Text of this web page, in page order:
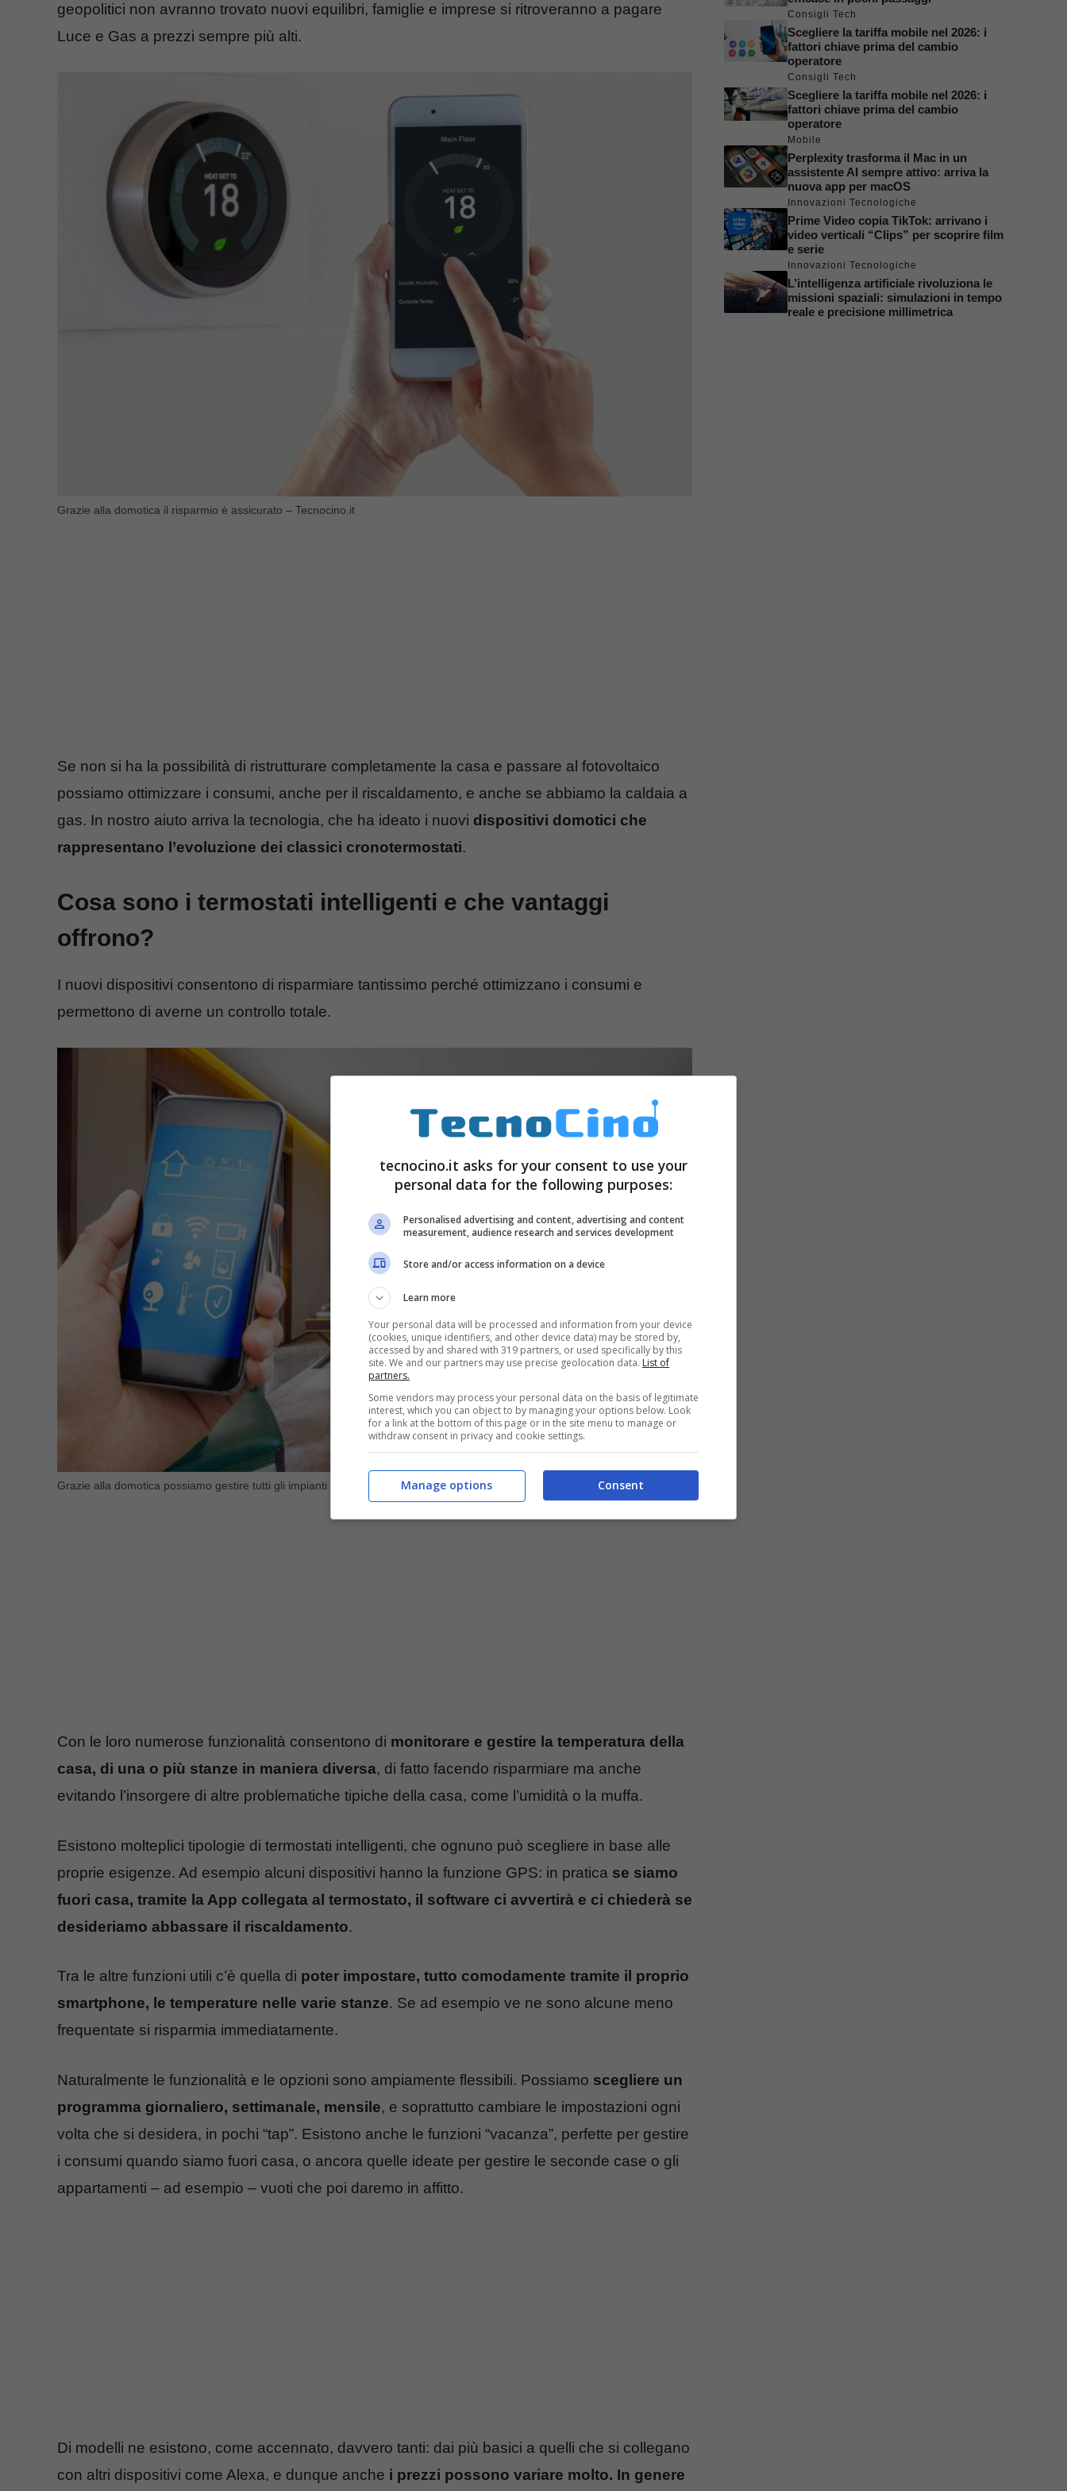
geopolitici non avranno trovato nuovi equilibri, famiglie e imprese si ritroveranno a pagare
Luce e Gas a prezzi sempre più alti.
Grazie alla domotica il risparmio è assicurato – Tecnocino.it
Se non si ha la possibilità di ristrutturare completamente la casa e passare al fotovoltaico
possiamo ottimizzare i consumi, anche per il riscaldamento, e anche se abbiamo la caldaia a
gas. In nostro aiuto arriva la tecnologia, che ha ideato i nuovi dispositivi domotici che
rappresentano l’evoluzione dei classici cronotermostati.
Cosa sono i termostati intelligenti e che vantaggi
offrono?
I nuovi dispositivi consentono di risparmiare tantissimo perché ottimizzano i consumi e
permettono di averne un controllo totale.
Grazie alla domotica possiamo gestire tutti gli impianti desiderati con facilità – Tecnocino.it
Con le loro numerose funzionalità consentono di monitorare e gestire la temperatura della
casa, di una o più stanze in maniera diversa, di fatto facendo risparmiare ma anche
evitando l’insorgere di altre problematiche tipiche della casa, come l’umidità o la muffa.
Esistono molteplici tipologie di termostati intelligenti, che ognuno può scegliere in base alle
proprie esigenze. Ad esempio alcuni dispositivi hanno la funzione GPS: in pratica se siamo
fuori casa, tramite la App collegata al termostato, il software ci avvertirà e ci chiederà se
desideriamo abbassare il riscaldamento.
Tra le altre funzioni utili c’è quella di poter impostare, tutto comodamente tramite il proprio
smartphone, le temperature nelle varie stanze. Se ad esempio ve ne sono alcune meno
frequentate si risparmia immediatamente.
Naturalmente le funzionalità e le opzioni sono ampiamente flessibili. Possiamo scegliere un
programma giornaliero, settimanale, mensile, e soprattutto cambiare le impostazioni ogni
volta che si desidera, in pochi “tap”. Esistono anche le funzioni “vacanza”, perfette per gestire
i consumi quando siamo fuori casa, o ancora quelle ideate per gestire le seconde case o gli
appartamenti – ad esempio – vuoti che poi daremo in affitto.
Di modelli ne esistono, come accennato, davvero tanti: dai più basici a quelli che si collegano
con altri dispositivi come Alexa, e dunque anche i prezzi possono variare molto. In genere
Consigli Tech
Scegliere la tariffa mobile nel 2026: i
fattori chiave prima del cambio
operatore
Consigli Tech
Scegliere la tariffa mobile nel 2026: i
fattori chiave prima del cambio
operatore
Mobile
Perplexity trasforma il Mac in un
assistente AI sempre attivo: arriva la
nuova app per macOS
Innovazioni Tecnologiche
Prime Video copia TikTok: arrivano i
video verticali “Clips” per scoprire film
e serie
Innovazioni Tecnologiche
L’intelligenza artificiale rivoluziona le
missioni spaziali: simulazioni in tempo
reale e precisione millimetrica
tecnocino.it asks for your consent to use your
personal data for the following purposes:
Personalised advertising and content, advertising and content
measurement, audience research and services development
Store and/or access information on a device
Learn more
Your personal data will be processed and information from your device
(cookies, unique identifiers, and other device data) may be stored by,
accessed by and shared with 319 partners, or used specifically by this
site. We and our partners may use precise geolocation data. List of
partners.
Some vendors may process your personal data on the basis of legitimate
interest, which you can object to by managing your options below. Look
for a link at the bottom of this page or in the site menu to manage or
withdraw consent in privacy and cookie settings.
Consent
Manage options